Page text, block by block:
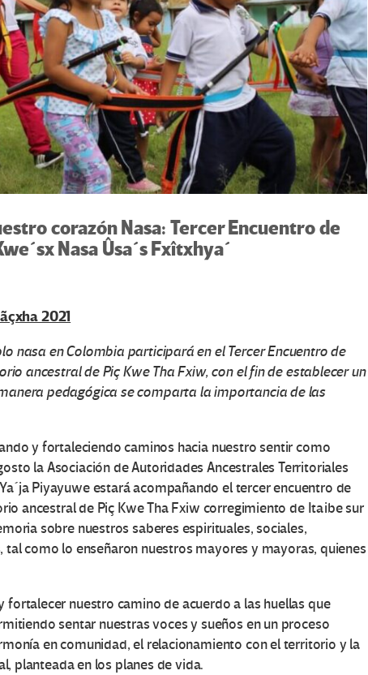
corazón Nasa: Tercer Encuentro de
Nasa Ûsa´s Fxîtxhya´
2021
nasa en Colombia participará en el Tercer Encuentro de
ancestral de Piç Kwe Tha Fxiw, con el fin de establecer un
pedagógica se comparta la importancia de las
y fortaleciendo caminos hacia nuestro sentir como
la Asociación de Autoridades Ancestrales Territoriales
Piyayuwe estará acompañando el tercer encuentro de
ancestral de Piç Kwe Tha Fxiw corregimiento de Itaibe sur
sobre nuestros saberes espirituales, sociales,
como lo enseñaron nuestros mayores y mayoras, quienes
nuestro camino de acuerdo a las huellas que
sentar nuestras voces y sueños en un proceso
en comunidad, el relacionamiento con el territorio y la
planteada en los planes de vida.